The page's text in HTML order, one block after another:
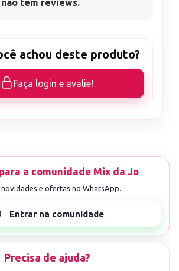
tem reviews.
achou deste produto?
Faça login e avalie!
Precisa de ajuda?